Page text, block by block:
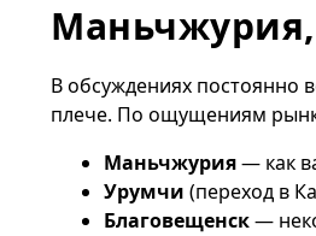
В обсуждениях постоянно
плече. По ощущениям
Маньчжурия— как
Урумчи (переход в
Благовещенск—